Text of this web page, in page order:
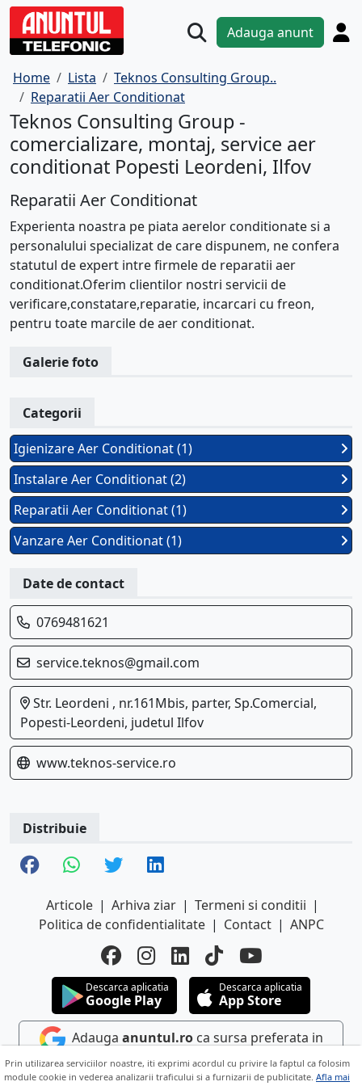
Adauga anunt
Home Lista
Teknos Consulting Group..
Reparatii Aer Conditionat
Teknos Consulting Group -
comercializare, montaj, service aer
conditionat Popesti Leordeni, Ilfov
Reparatii Aer Conditionat
Experienta noastra pe piata aerelor conditionate si a
personalului specializat de care dispunem, ne confera
statutul de expert intre firmele de reparatii aer
conditionat.Oferim clientilor nostri servicii de
verificare,constatare,reparatie, incarcari cu freon,
pentru toate marcile de aer conditionat.
Galerie foto
Categorii
Igienizare Aer Conditionat (1)
Instalare Aer Conditionat (2)
Reparatii Aer Conditionat (1)
Vanzare Aer Conditionat (1)
Date de contact
0769481621
service.teknos@gmail.com
Str. Leordeni , nr.161Mbis, parter, Sp.Comercial,
Popesti-Leordeni, judetul Ilfov
www.teknos-service.ro
Distribuie
Articole | Arhiva ziar | Termeni si conditii |
Politica de confidentialitate | Contact | ANPC
Descarca aplicatia
Google Play
Descarca aplicatia
App Store
Adauga anuntul.roca sursa preferata in
Google
Prin utilizarea serviciilor noastre, iti exprimi acordul cu privire la faptul ca folosim
module cookie in vederea analizarii traficului si a furnizarii de publicitate. Afla mai